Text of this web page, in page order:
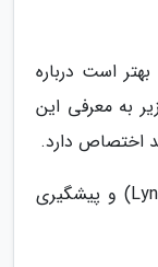
است درباره
به معرفی این
اختصاص دارد.
بیشتر بدانید: قرص لاینسترنول (Lynestrenol) و پیشگیری